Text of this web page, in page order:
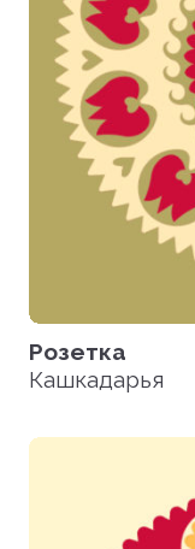
Розетка
Кашкадарья